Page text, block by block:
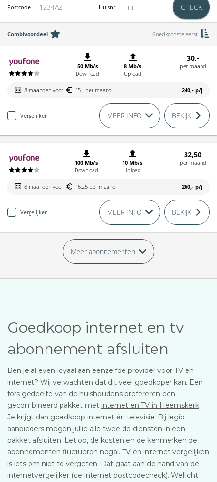
Postcode Huisnr. CHECK
Combivoordeel Goedkoopste eerst
50 Mb/s
Download
8 Mb/s
Upload
30,-
per maand
8 maanden voor 15,- per maand 240,- p/j
Vergelijken MEER INFO BEKIJK
100 Mb/s
Download
10 Mb/s
Upload
32,50
per maand
8 maanden voor 16,25 per maand 260,- p/j
Vergelijken MEER INFO BEKIJK
Meer abonnementen
Goedkoop internet en tv
abonnement afsluiten
Ben je al even loyaal aan eenzelfde provider voor TV en
internet? Wij verwachten dat dit veel goedkoper kan. Een
fors gedeelte van de huishoudens prefereren een
gecombineerd pakket met internet en TV in Heemskerk.
Je krijgt dan goedkoop internet én televisie. Bij legio
aanbieders mogen jullie alle twee de diensten in een
pakket afsluiten. Let op, de kosten en de kenmerken de
abonnementen fluctueren nogal. TV en internet vergelijken
is iets om niet te vergeten. Dat gaat aan de hand van de
internetvergelijker (de internet postcodecheck). Wellicht